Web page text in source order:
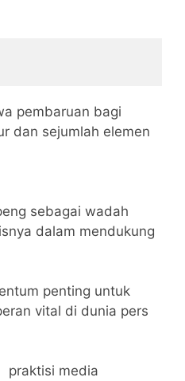
pembaruan bagi
dan sejumlah elemen
sebagai wadah
dalam mendukung
penting untuk
vital di dunia pers
praktisi media